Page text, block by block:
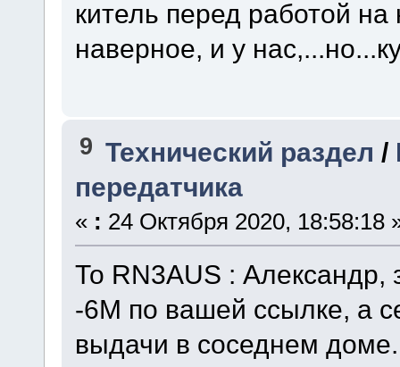
китель перед работой
наверное, и у
9 Технический раздел /
передатчика
« : 24 Октября 2020, 18:58:18
То RN3AUS : Александр,
-6М по вашей ссылке, а
выдачи в соседнем доме.